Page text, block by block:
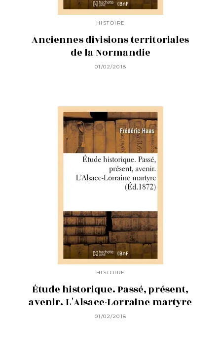
HISTOIRE
Anciennes divisions territoriales
de la Normandie
01/02/2018
HISTOIRE
Étude historique. Passé, présent,
avenir. L'Alsace-Lorraine martyre
01/02/2018